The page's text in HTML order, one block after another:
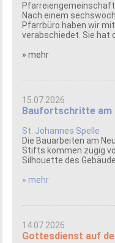
Pfarreiengemeinschaft
Nach einem
Pfarrbüro haben wir
verabschiedet. Sie hat
» mehr
15.07.2026
Baufortschritte am
St. Johannes Spelle
Die Bauarbeiten am
Stifts kommen zügig
Silhouette des
» mehr
14.07.2026
Gottesdienst auf